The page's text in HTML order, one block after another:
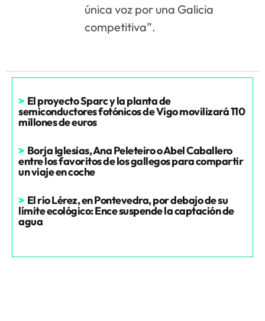
única voz por una Galicia
competitiva”.
> El proyecto Sparc y la planta de
semiconductores fotónicos de Vigo movilizará 110
millones de euros
> Borja Iglesias, Ana Peleteiro o Abel Caballero
entre los favoritos de los gallegos para compartir
un viaje en coche
> El río Lérez, en Pontevedra, por debajo de su
límite ecológico: Ence suspende la captación de
agua